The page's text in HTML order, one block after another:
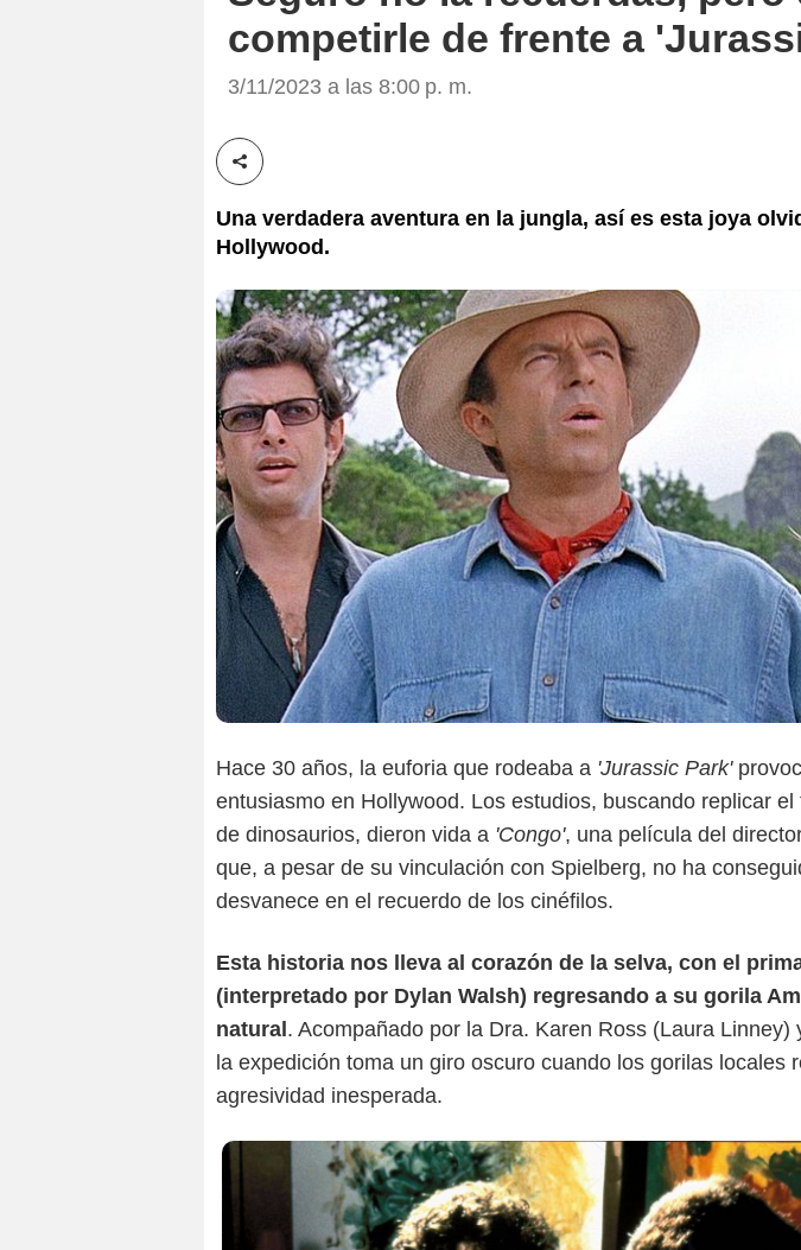
competirle de frente a
3/11/2023 a las 8:00 p. m.
Compartir esta noticia
Una verdadera aventura en la jungla, así es esta joya
Hollywood.
Hace 30 años, la euforia que rodeaba a 'Jurassic Park'
entusiasmo en Hollywood. Los estudios, buscando replicar
de dinosaurios, dieron vida a 'Congo', una película del
que, a pesar de su vinculación con Spielberg, no ha
desvanece en el recuerdo de los cinéfilos.
Esta historia nos lleva al corazón de la selva, con el
(interpretado por Dylan Walsh) regresando a su gorila
natural . Acompañado por la Dra. Karen Ross (Laura Linney)
la expedición toma un giro oscuro cuando los gorilas locales
agresividad inesperada.
Prime Video